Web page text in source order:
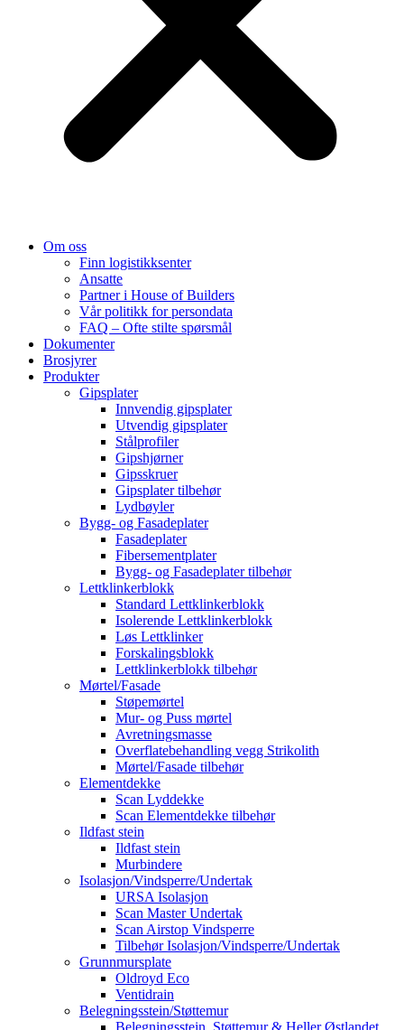
Om oss
Finn logistikksenter
Ansatte
Partner i House of Builders
Vår politikk for persondata
FAQ – Ofte stilte spørsmål
Dokumenter
Brosjyrer
Produkter
Gipsplater
Innvendig gipsplater
Utvendig gipsplater
Stålprofiler
Gipshjørner
Gipsskruer
Gipsplater tilbehør
Lydbøyler
Bygg- og Fasadeplater
Fasadeplater
Fibersementplater
Bygg- og Fasadeplater tilbehør
Lettklinkerblokk
Standard Lettklinkerblokk
Isolerende Lettklinkerblokk
Løs Lettklinker
Forskalingsblokk
Lettklinkerblokk tilbehør
Mørtel/Fasade
Støpemørtel
Mur- og Puss mørtel
Avretningsmasse
Overflatebehandling vegg Strikolith
Mørtel/Fasade tilbehør
Elementdekke
Scan Lyddekke
Scan Elementdekke tilbehør
Ildfast stein
Ildfast stein
Murbindere
Isolasjon/Vindsperre/Undertak
URSA Isolasjon
Scan Master Undertak
Scan Airstop Vindsperre
Tilbehør Isolasjon/Vindsperre/Undertak
Grunnmursplate
Oldroyd Eco
Ventidrain
Belegningsstein/Støttemur
Belegningsstein, Støttemur & Heller Østlandet